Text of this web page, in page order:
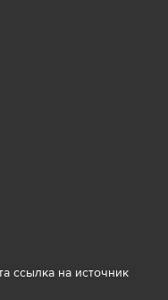
ссылка на источник